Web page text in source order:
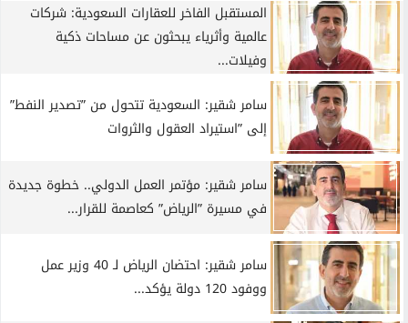
المستقبل الفاخر للعقارات السعودية: شركات
عالمية وأثرياء يبحثون عن مساحات ذكية
وفيلات...
سامر شقير: السعودية تتحول من ”تصدير النفط”
إلى ”استيراد العقول والثروات
سامر شقير: مؤتمر العمل الدولي.. خطوة جديدة
في مسيرة ”الرياض” كعاصمة للقرار...
سامر شقير: احتضان الرياض لـ 40 وزير عمل
ووفود 120 دولة يؤكد...